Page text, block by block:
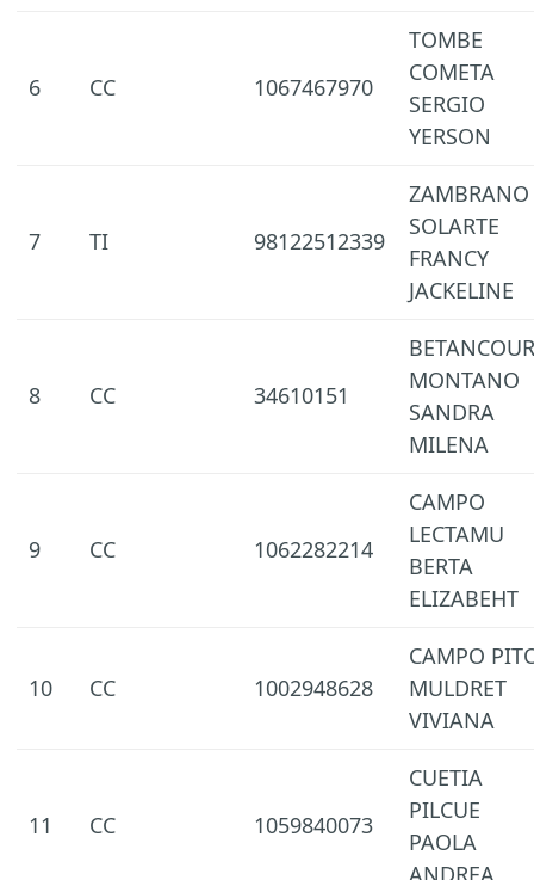
6 CC 1067467970
TOMBE
COMETA
SERGIO
YERSON
7 TI 98122512339
ZAMBRANO
SOLARTE
FRANCY
JACKELINE
8 CC 34610151
MONTANO
SANDRA
MILENA
9 CC 1062282214
CAMPO
LECTAMU
BERTA
ELIZABEHT
10 CC 1002948628
CAMPO
MULDRET
VIVIANA
11 CC 1059840073
CUETIA
PILCUE
PAOLA